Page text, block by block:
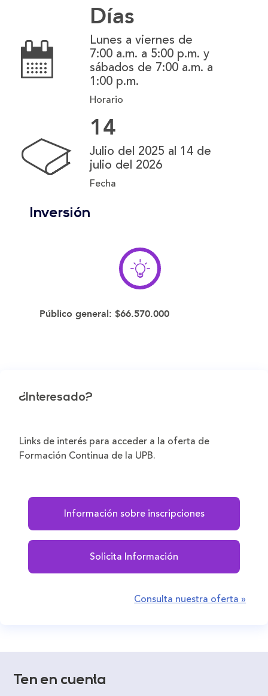
Días
Lunes a viernes de
7:00 a.m. a 5:00 p.m. y
sábados de 7:00 a.m. a
1:00 p.m.
Horario
14
Julio del 2025 al 14 de
julio del 2026
Fecha
Inversión
Público general: $66.570.000
¿Interesado?
Links de interés para acceder a la oferta de
Formación Continua de la UPB.
Información sobre inscripciones
Solicita Información
Consulta nuestra oferta »
Ten en cuenta